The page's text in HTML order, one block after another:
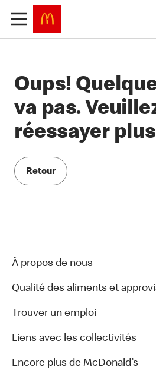
Oups!
va pas.
réessayer
Retour
À propos de nous
Qualité des aliments et
Trouver un emploi
Liens avec les collectivités
Encore plus de McDonald’s